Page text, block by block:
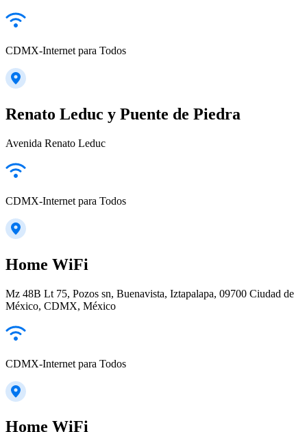
CDMX-Internet para Todos
Renato Leduc y Puente de Piedra
Avenida Renato Leduc
CDMX-Internet para Todos
Home WiFi
Mz 48B Lt 75, Pozos sn, Buenavista, Iztapalapa, 09700 Ciudad de
México, CDMX, México
CDMX-Internet para Todos
Home WiFi